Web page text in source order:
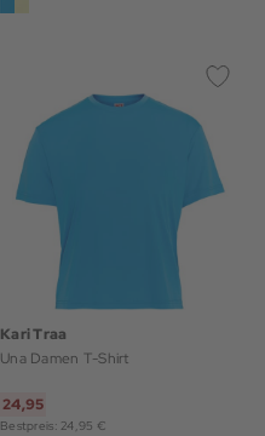
Kari Traa
Una Damen T-Shirt
24,95
Bestpreis: 24,95 €